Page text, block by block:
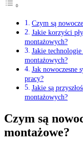
Czym są
Jakie korzyści
montażowych?
Jakie
montażowych?
Jak nowoczesne
pracy?
Jakie są
montażowych?
Czym są
montażowe?